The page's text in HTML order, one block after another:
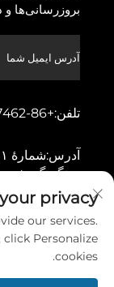
بروزرسانی‌ها و
تلفن:+86-13538507462
آدرس:
دونگچنگ، شهر
کپی‌رایت © ۲۰۲۶ توسط شرکت ماشین‌آلات گائوشانگ دونگقوان، محدوده
سیاست حفظ
privacy
our services.
Personalize
cookies.